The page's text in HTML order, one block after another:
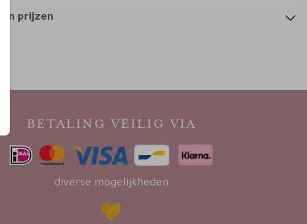
prijzen
BETALING VEILIG VIA
diverse mogelijkheden